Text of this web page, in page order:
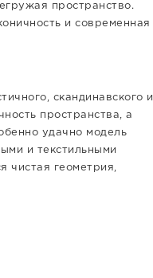
пространство.
и современная
скандинавского и
пространства, а
удачно модель
и текстильными
чистая геометрия,